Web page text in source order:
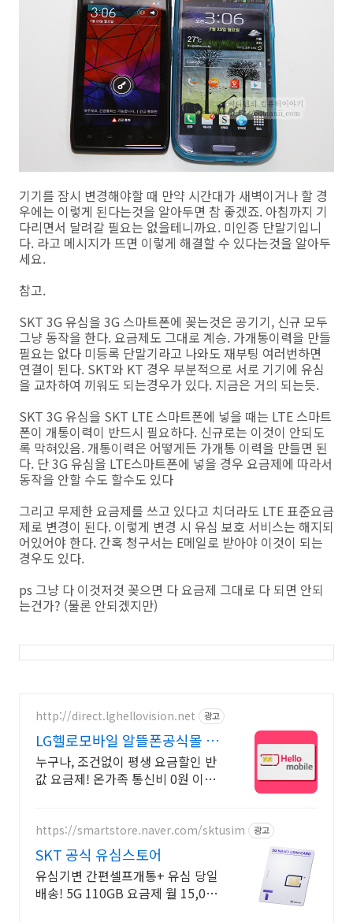
기기를 잠시 변경해야할 때 만약 시간대가 새벽이거나 할 경
우에는 이렇게 된다는것을 알아두면 참 좋겠죠. 아침까지 기
다리면서 달려갈 필요는 없을테니까요. 미인증 단말기입니
다. 라고 메시지가 뜨면 이렇게 해결할 수 있다는것을 알아두
세요.
참고.
SKT 3G 유심을 3G 스마트폰에 꽂는것은 공기기, 신규 모두
그냥 동작을 한다. 요금제도 그대로 계승. 가개통이력을 만들
필요는 없다 미등록 단말기라고 나와도 재부팅 여러번하면
연결이 된다. SKT와 KT 경우 부분적으로 서로 기기에 유심
을 교차하여 끼워도 되는경우가 있다. 지금은 거의 되는듯.
SKT 3G 유심을 SKT LTE 스마트폰에 넣을 때는 LTE 스마트
폰이 개통이력이 반드시 필요하다. 신규로는 이것이 안되도
록 막혀있음. 개통이력은 어떻게든 가개통 이력을 만들면 된
다. 단 3G 유심을 LTE스마트폰에 넣을 경우 요금제에 따라서
동작을 안할 수도 할수도 있다
그리고 무제한 요금제를 쓰고 있다고 치더라도 LTE 표준요금
제로 변경이 된다. 이렇게 변경 시 유심 보호 서비스는 해지되
어있어야 한다. 간혹 청구서는 E메일로 받아야 이것이 되는
경우도 있다.
ps 그냥 다 이것저것 꽂으면 다 요금제 그대로 다 되면 안되
는건가? (물론 안되겠지만)
http://direct.lghellovision.net 광고
LG헬로모바일 알뜰폰공식몰 편
의점 유심, 이심 즉시개통
누구나, 조건없이 평생 요금할인 반
값 요금제! 온가족 통신비 0원 이벤
https://smartstore.naver.com/sktusim 광고
SKT 공식 유심스토어
유심기변 간편셀프개통+ 유심 당일
배송! 5G 110GB 요금제 월 15,000